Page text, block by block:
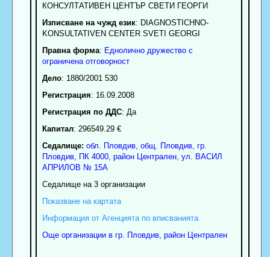
КОНСУЛТАТИВЕН ЦЕНТЪР СВЕТИ ГЕОРГИ
Изписване на чужд език: DIAGNOSTICHNO-
KONSULTATIVEN CENTER SVETI GEORGI
Правна форма: Еднолично дружество с
ограничена отговорност
Дело: 1880/2001 530
Регистрация: 16.09.2008
Регистрация по ДДС: Да
Капитал: 296549.29 €
Седалище: обл. Пловдив, общ. Пловдив, гр.
Пловдив, ПК 4000, район Централен, ул. ВАСИЛ
АПРИЛОВ № 15А
Седалище на 3 организации
Показване на картата
Информация от Агенцията по вписванията
Още организации в гр. Пловдив, район Централен